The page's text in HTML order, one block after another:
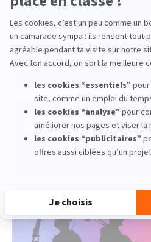
Économie du live en
concerts et festivals
l'industrie musicale
Pluridisciplinaire